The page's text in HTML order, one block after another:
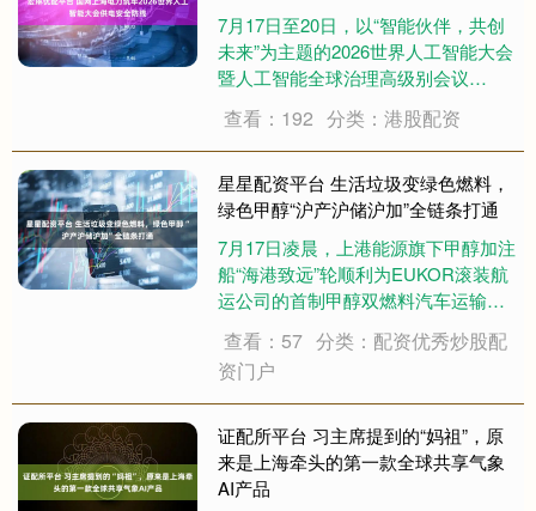
7月17日至20日，以“智能伙伴，共创
未来”为主题的2026世界人工智能大会
暨人工智能全球治理高级别会议
悉，作为核心保电单位，国网上海电
力以“四个零”，即设备零故障、客户零
闪动、工作零差错、服务零投诉....
查看：192 分类：港股配资
星星配资平台 生活垃圾变绿色燃料，
绿色甲醇“沪产沪储沪加”全链条打通
7月17日凌晨，上港能源旗下甲醇加注
船“海港致远”轮顺利为EUKOR滚装航
运公司的首制甲醇双燃料汽车运输
超2800吨上海本地产绿色甲醇“船—
船”同步加注作业。本次加注是上海本
地绿色甲醇实现批量....
查看：57 分类：配资优秀炒股配
资门户
证配所平台 习主席提到的“妈祖”，原
来是上海牵头的第一款全球共享气象
AI产品